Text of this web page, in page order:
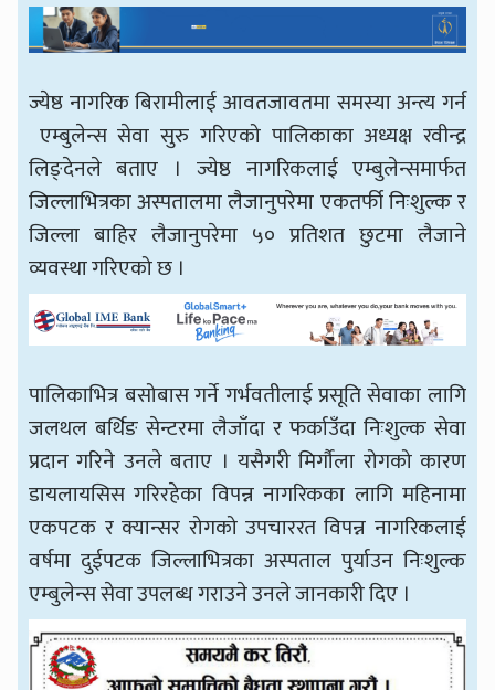
ज्येष्ठ नागरिक बिरामीलाई आवतजावतमा समस्या अन्त्य गर्न
एम्बुलेन्स सेवा सुरु गरिएको पालिकाका अध्यक्ष रवीन्द्र
लिङ्देनले बताए । ज्येष्ठ नागरिकलाई एम्बुलेन्समार्फत
जिल्लाभित्रका अस्पतालमा लैजानुपरेमा एकतर्फी निःशुल्क र
जिल्ला बाहिर लैजानुपरेमा ५० प्रतिशत छुटमा लैजाने
व्यवस्था गरिएको छ ।
पालिकाभित्र बसोबास गर्ने गर्भवतीलाई प्रसूति सेवाका लागि
जलथल बर्थिङ सेन्टरमा लैजाँदा र फर्काउँदा निःशुल्क सेवा
प्रदान गरिने उनले बताए । यसैगरी मिर्गौला रोगको कारण
डायलायसिस गरिरहेका विपन्न नागरिकका लागि महिनामा
एकपटक र क्यान्सर रोगको उपचाररत विपन्न नागरिकलाई
वर्षमा दुईपटक जिल्लाभित्रका अस्पताल पुर्याउन निःशुल्क
एम्बुलेन्स सेवा उपलब्ध गराउने उनले जानकारी दिए ।